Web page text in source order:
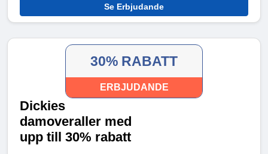
Se Erbjudande
30% RABATT
ERBJUDANDE
Dickies
damoveraller med
upp till 30% rabatt